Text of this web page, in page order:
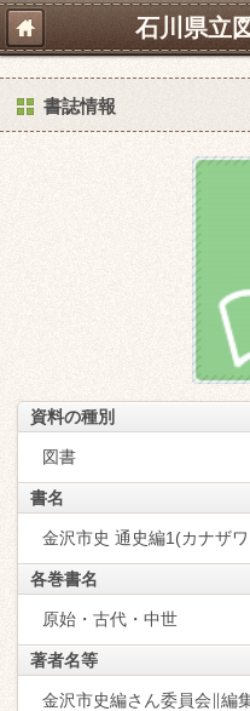
石川県立
書誌情報
資料の種別
図書
書名
金沢市史 通史編1(カナザ
各巻書名
原始・古代・中世
著者名等
金沢市史編さん委員会∥編